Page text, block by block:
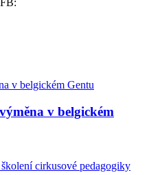
v belgickém